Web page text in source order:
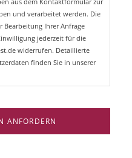
und verarbeitet werden. Die
Bearbeitung Ihrer Anfrage
jederzeit für die
widerrufen. Detaillierte
finden Sie in unserer
ANFORDERN